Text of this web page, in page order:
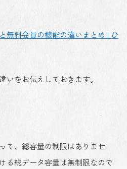
無料会員の機能の違いまとめ | ひ
いをお伝えしておきます。
て、総容量の制限はありませ
る総データ容量は無制限なので